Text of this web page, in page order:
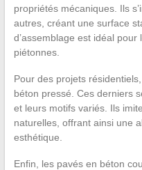
propriétés mécaniques. Ils
autres, créant une surface
d’assemblage est idéal
piétonnes.
Pour des projets
béton pressé. Ces derniers
et leurs motifs variés. Ils
naturelles, offrant ainsi une
esthétique.
Enfin, les pavés en béton